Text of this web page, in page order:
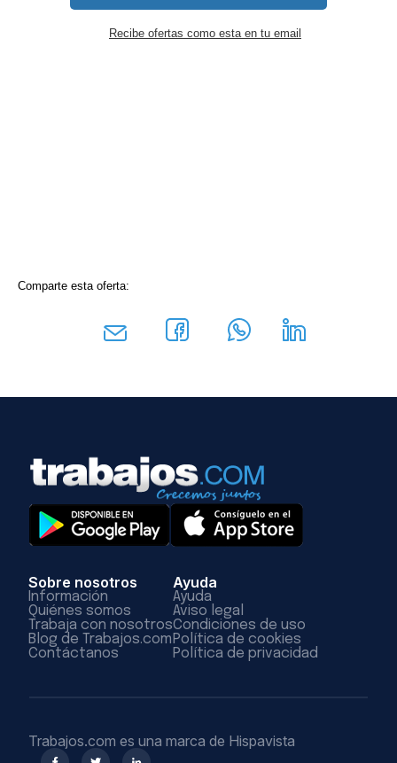
Recibe ofertas como esta en tu email
Comparte esta oferta:
Sobre nosotros
Información
Quiénes somos
Trabaja con nosotros
Blog de Trabajos.com
Contáctanos
Ayuda
Ayuda
Aviso legal
Condiciones de uso
Política de cookies
Política de privacidad
Trabajos.com es una marca de Hispavista